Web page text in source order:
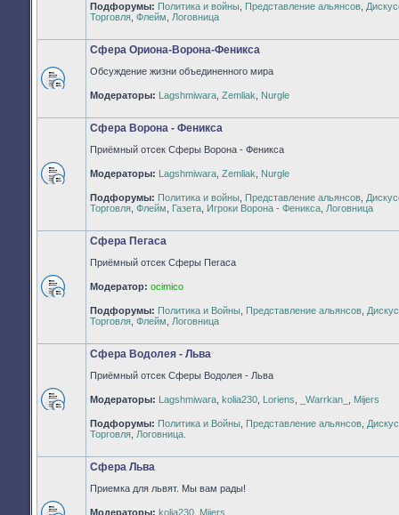
непрочитанных
сообщений
Подфорумы: Политика и войны Представление альянсов
Торговля Флейм Логовница
Нет
непрочитанных
Сфера Ориона-Ворона-Феникса
Обсуждение жизни объединенного мира
Модераторы: Lagshmiwara Zemliak Nurgle
непрочитанных
сообщений
Сфера Ворона - Феникса
Приёмный отсек Сферы Ворона - Феникса
Модераторы: Lagshmiwara Zemliak Nurgle
Подфорумы: Политика и войны Представление альянсов
Торговля Флейм Газета Игроки Ворона - Феникса Логовница
непрочитанных
сообщений
Сфера Пегаса
Приёмный отсек Сферы Пегаса
Модератор: ocimico
Подфорумы: Политика и Войны Представление альянсов
Торговля Флейм Логовница
непрочитанных
сообщений
Сфера Водолея - Льва
Приёмный отсек Сферы Водолея - Льва
Модераторы: Lagshmiwara kolia230 Loriens _Warrkan_ Mijers
Подфорумы: Политика и Войны Представление альянсов
Торговля Логовница.
Сфера Льва
Приемка для львят. Мы вам рады!
Модераторы: kolia230 Mijers